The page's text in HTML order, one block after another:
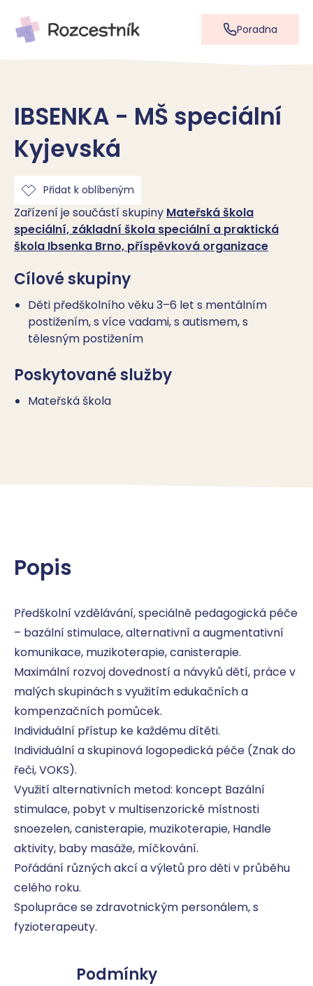
Poradna
IBSENKA - MŠ speciální
Kyjevská
Přidat k oblíbeným
Zařízení je součástí skupiny Mateřská škola
speciální, základní škola speciální a praktická
škola Ibsenka Brno, příspěvková organizace
Cílové skupiny
Děti předškolního věku 3–6 let s mentálním
postižením, s více vadami, s autismem, s
tělesným postižením
Poskytované služby
Mateřská škola
Popis
Předškolní vzdělávání, speciálně pedagogická péče
– bazální stimulace, alternativní a augmentativní
komunikace, muzikoterapie, canisterapie.
Maximální rozvoj dovedností a návyků dětí, práce v
malých skupinách s využitím edukačních a
kompenzačních pomůcek.
Individuální přístup ke každému dítěti.
Individuální a skupinová logopedická péče (Znak do
řeči, VOKS).
Využití alternativních metod: koncept Bazální
stimulace, pobyt v multisenzorické místnosti
snoezelen, canisterapie, muzikoterapie, Handle
aktivity, baby masáže, míčkování.
Pořádání různých akcí a výletů pro děti v průběhu
celého roku.
Spolupráce se zdravotnickým personálem, s
fyzioterapeuty.
Podmínky